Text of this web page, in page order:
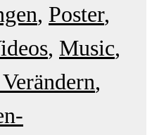
Poster
Music